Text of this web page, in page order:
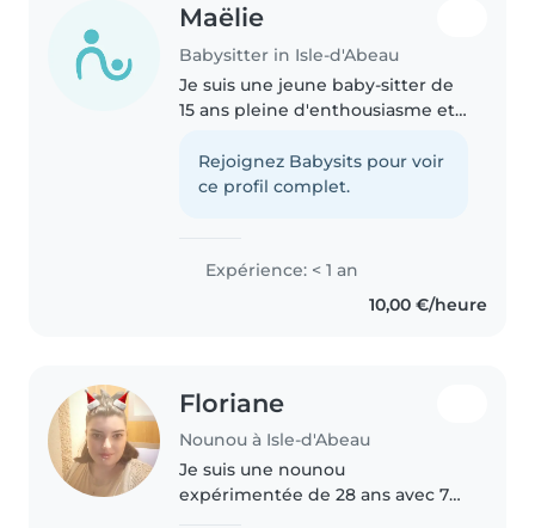
Maëlie
Babysitter in Isle-d'Abeau
Je suis une jeune baby-sitter de
15 ans pleine d'enthousiasme et
pas encore d'expérience en tant
que baby-sitter, j'ai hâte de
Rejoignez Babysits pour voir
ce profil complet.
Expérience: < 1 an
10,00 €/heure
Floriane
Nounou à Isle-d'Abeau
Je suis une nounou
expérimentée de 28 ans avec 7